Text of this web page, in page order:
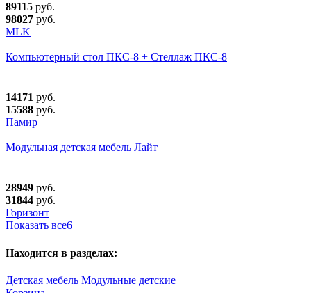
89115 руб.
98027 руб.
MLK
Компьютерный стол ПКС-8 + Стеллаж ПКС-8
14171 руб.
15588 руб.
Памир
Модульная детская мебель Лайт
28949 руб.
31844 руб.
Горизонт
Показать все6
Находится в разделах:
Детская мебель Модульные детские